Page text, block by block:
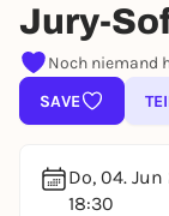
Jury-
Noch niemand
SAVE
Do, 04.
18:30
To like
lotteries,